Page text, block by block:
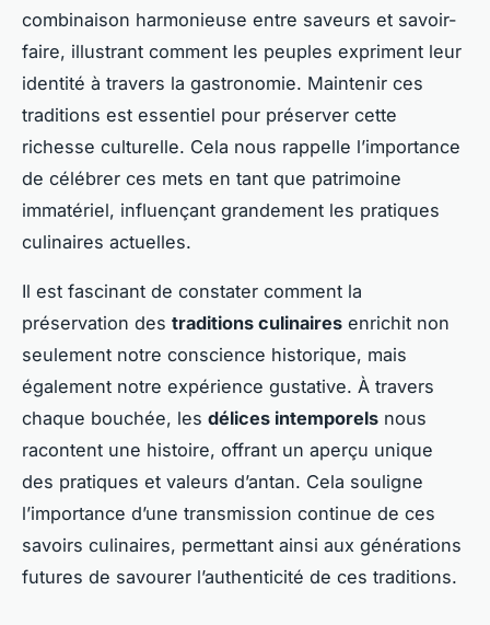
combinaison harmonieuse entre saveurs et savoir-
faire, illustrant comment les peuples expriment leur
identité à travers la gastronomie. Maintenir ces
traditions est essentiel pour préserver cette
richesse culturelle. Cela nous rappelle l’importance
de célébrer ces mets en tant que patrimoine
immatériel, influençant grandement les pratiques
culinaires actuelles.
Il est fascinant de constater comment la
préservation des traditions culinaires enrichit non
seulement notre conscience historique, mais
également notre expérience gustative. À travers
chaque bouchée, les délices intemporels nous
racontent une histoire, offrant un aperçu unique
des pratiques et valeurs d’antan. Cela souligne
l’importance d’une transmission continue de ces
savoirs culinaires, permettant ainsi aux générations
futures de savourer l’authenticité de ces traditions.